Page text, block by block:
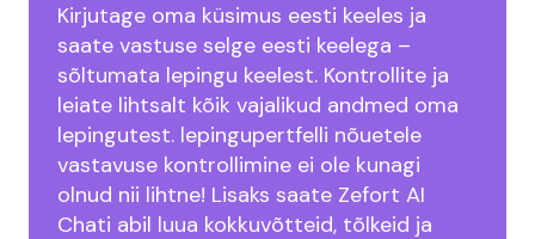
Kirjutage oma küsimus eesti keeles ja
saate vastuse selge eesti keelega –
sõltumata lepingu keelest. Kontrollite ja
leiate lihtsalt kõik vajalikud andmed oma
lepingutest. lepingupertfelli nõuetele
vastavuse kontrollimine ei ole kunagi
olnud nii lihtne! Lisaks saate Zefort AI
Chati abil luua kokkuvõtteid, tõlkeid ja